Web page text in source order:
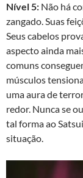
Nível 5: Não há
zangado. Suas
Seus cabelos
aspecto ainda
comuns
músculos
uma aura de
redor. Nunca se
tal forma ao
situação.